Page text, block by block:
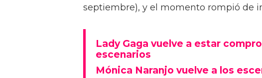
septiembre), y el momento rompió de
Lady Gaga vuelve a estar
escenarios
Mónica Naranjo vuelve a los